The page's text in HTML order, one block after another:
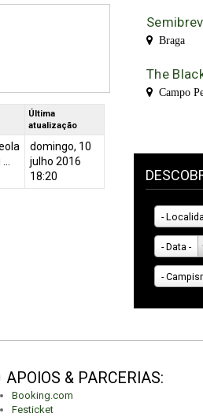
Última
atualização
domingo, 10
julho 2016
18:20
Braga
The
Campo
-
- Data -
-
APOIOS & PARCERIAS:
Booking.com
Festicket